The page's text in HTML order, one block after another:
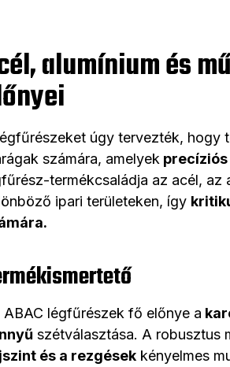
alumínium és
úgy tervezték, hogy
számára, amelyek
termékcsaládja az acél, az
ipari területeken, így
ABAC légfűrészek fő előnye a
szétválasztása. A robusztus
és a rezgések kényelmes